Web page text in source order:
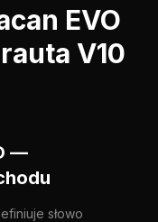
EVO
V10
—
słowo